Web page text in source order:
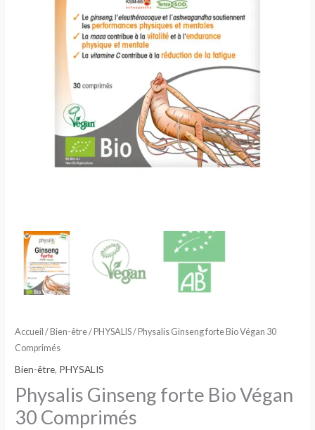
Accueil / Bien-être/ PHYSALIS/ Physalis Ginseng forte Bio Végan 30
Comprimés
Bien-être, PHYSALIS
Physalis Ginseng forte Bio Végan
30 Comprimés